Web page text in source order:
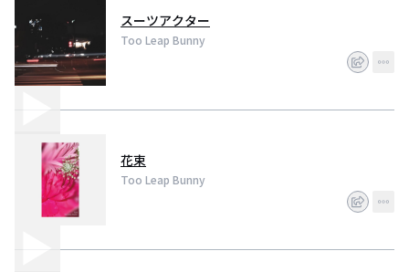
スーツアクター
Too Leap Bunny
花束
Too Leap Bunny